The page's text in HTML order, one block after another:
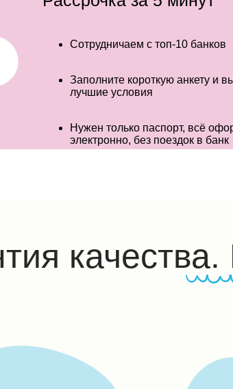
Сотрудничаем с топ-10 банков
Заполните короткую анкету и
лучшие условия
Нужен только паспорт, всё
электронно, без поездок в банк